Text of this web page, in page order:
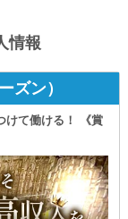
情報
ズン）
けて働ける！ 《賞